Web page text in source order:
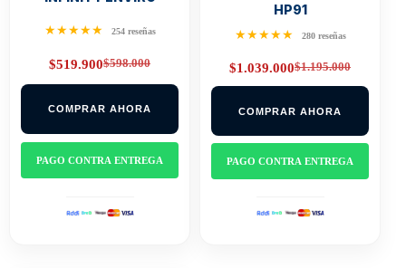
★★★★★ 254 reseñas
$598.000
Original
price
$598.000.
$519.900Current
price
$519.900.
COMPRAR AHORA
PAGO CONTRA ENTREGA
HP91
★★★★★ 280 reseñas
$1.195.000
Original
price
$1.195.000.
$1.039.000Current
price
$1.039.000.
COMPRAR AHORA
PAGO CONTRA ENTREGA